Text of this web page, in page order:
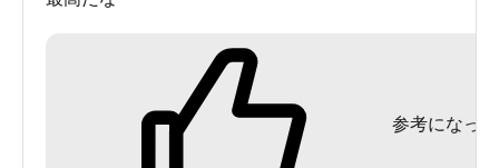
参考になった